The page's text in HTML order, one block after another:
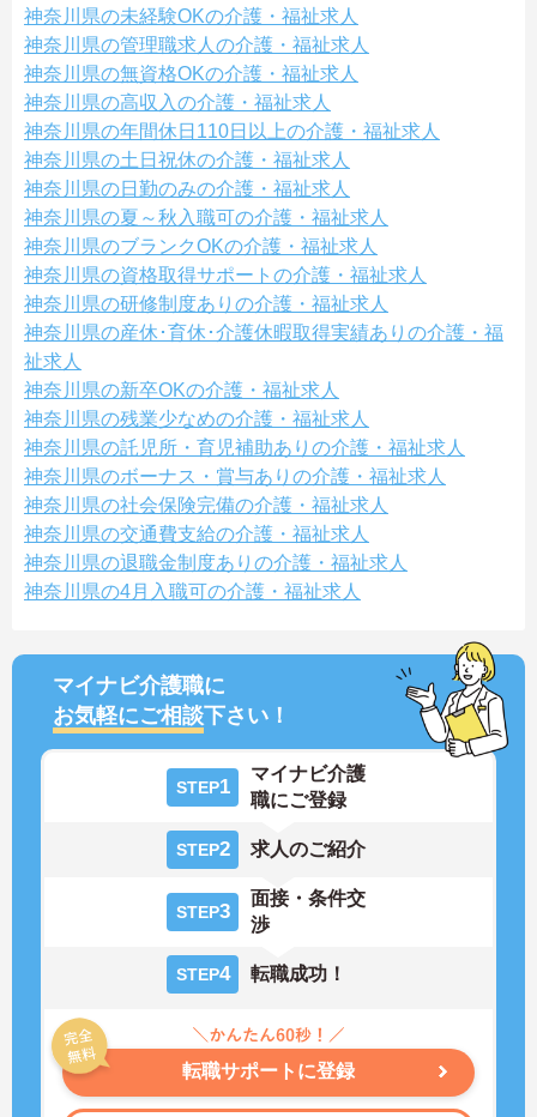
神奈川県の未経験OKの介護・福祉求人
神奈川県の管理職求人の介護・福祉求人
神奈川県の無資格OKの介護・福祉求人
神奈川県の高収入の介護・福祉求人
神奈川県の年間休日110日以上の介護・福祉求人
神奈川県の土日祝休の介護・福祉求人
神奈川県の日勤のみの介護・福祉求人
神奈川県の夏～秋入職可の介護・福祉求人
神奈川県のブランクOKの介護・福祉求人
神奈川県の資格取得サポートの介護・福祉求人
神奈川県の研修制度ありの介護・福祉求人
神奈川県の産休･育休･介護休暇取得実績ありの介護・福
祉求人
神奈川県の新卒OKの介護・福祉求人
神奈川県の残業少なめの介護・福祉求人
神奈川県の託児所・育児補助ありの介護・福祉求人
神奈川県のボーナス・賞与ありの介護・福祉求人
神奈川県の社会保険完備の介護・福祉求人
神奈川県の交通費支給の介護・福祉求人
神奈川県の退職金制度ありの介護・福祉求人
神奈川県の4月入職可の介護・福祉求人
マイナビ介護職に
お気軽にご相談下さい！
STEP1
マイナビ介護
職にご登録
STEP2 求人のご紹介
STEP3
面接・条件交
渉
STEP4 転職成功！
転職サポートに登録